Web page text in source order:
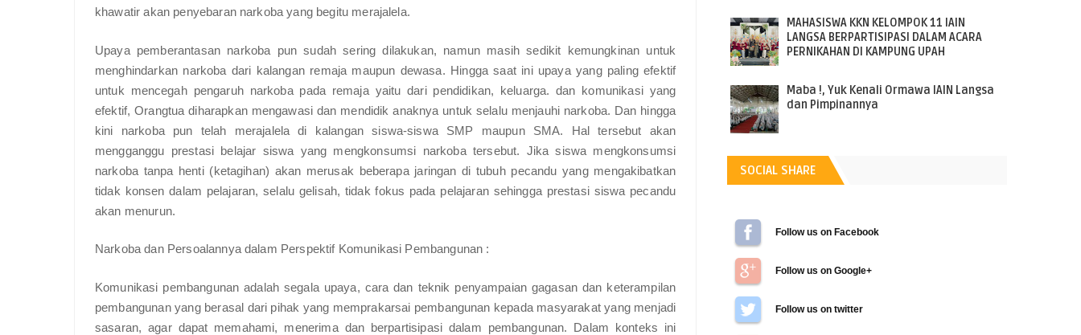
khawatir akan penyebaran narkoba yang begitu merajalela.
Upaya pemberantasan narkoba pun sudah sering dilakukan, namun masih sedikit kemungkinan untuk
menghindarkan narkoba dari kalangan remaja maupun dewasa. Hingga saat ini upaya yang paling efektif
untuk mencegah pengaruh narkoba pada remaja yaitu dari pendidikan, keluarga. dan komunikasi yang
efektif, Orangtua diharapkan mengawasi dan mendidik anaknya untuk selalu menjauhi narkoba. Dan hingga
kini narkoba pun telah merajalela di kalangan siswa-siswa SMP maupun SMA. Hal tersebut akan
mengganggu prestasi belajar siswa yang mengkonsumsi narkoba tersebut. Jika siswa mengkonsumsi
narkoba tanpa henti (ketagihan) akan merusak beberapa jaringan di tubuh pecandu yang mengakibatkan
tidak konsen dalam pelajaran, selalu gelisah, tidak fokus pada pelajaran sehingga prestasi siswa pecandu
akan menurun.
Narkoba dan Persoalannya dalam Perspektif Komunikasi Pembangunan :
Komunikasi pembangunan adalah segala upaya, cara dan teknik penyampaian gagasan dan keterampilan
pembangunan yang berasal dari pihak yang memprakarsai pembangunan kepada masyarakat yang menjadi
sasaran, agar dapat memahami, menerima dan berpartisipasi dalam pembangunan. Dalam konteks ini
MAHASISWA KKN KELOMPOK 11 IAIN
LANGSA BERPARTISIPASI DALAM ACARA
PERNIKAHAN DI KAMPUNG UPAH
Maba !, Yuk Kenali Ormawa IAIN Langsa
dan Pimpinannya
SOCIAL SHARE
Follow us on Facebook
Follow us on Google+
Follow us on Twitter